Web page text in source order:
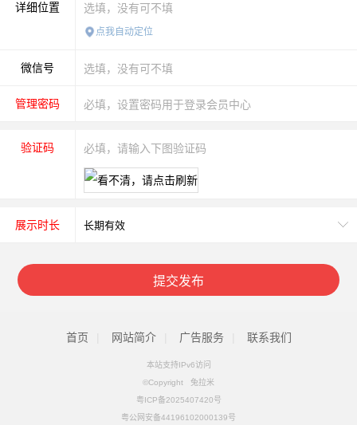
详细位置
点我自动定位
微信号
管理密码
验证码
展示时长
提交发布
首页 网站简介 广告服务 联系我们
本站支持IPv6访问
©Copyright 兔拉米
粤ICP备2025407420号
粤公网安备44196102000139号